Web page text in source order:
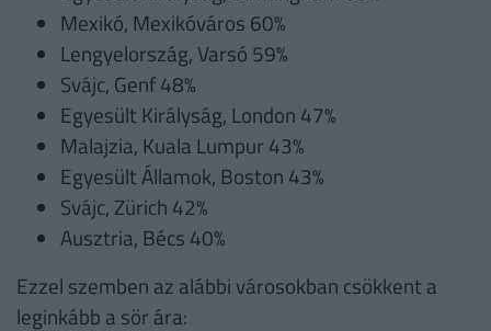
Mexikó, Mexikóváros 60%
Lengyelország, Varsó 59%
Svájc, Genf 48%
Egyesült Királyság, London 47%
Malajzia, Kuala Lumpur 43%
Egyesült Államok, Boston 43%
Svájc, Zürich 42%
Ausztria, Bécs 40%
Ezzel szemben az alábbi városokban csökkent a
leginkább a sör ára: